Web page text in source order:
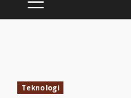
PRIMARY
Teknologi